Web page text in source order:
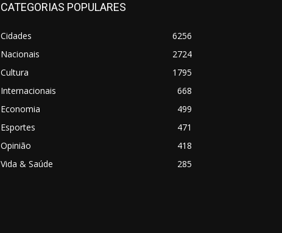
CATEGORIAS POPULARES
Cidades
6256
Nacionais
2724
Cultura
1795
Internacionais
668
Economia
499
Esportes
471
Opinião
418
Vida & Saúde
285